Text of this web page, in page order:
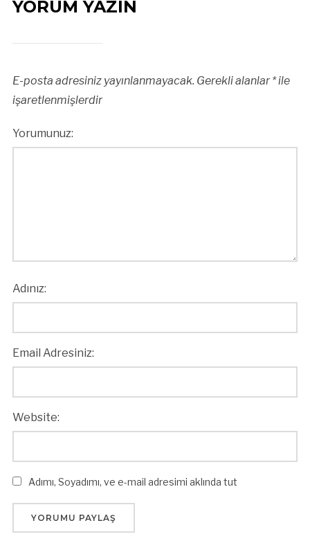
YORUM YAZIN
E-posta adresiniz yayınlanmayacak. Gerekli alanlar*ile
işaretlenmişlerdir
Yorumunuz:
Adınız:
Email Adresiniz:
Website:
Adımı, Soyadımı, ve e-mail adresimi aklında tut